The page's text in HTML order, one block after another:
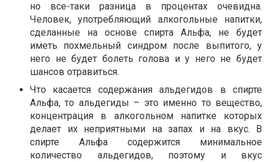
но все-таки разница в процентах очевидна.
Человек, употребляющий алкогольные напитки,
сделанные на основе спирта Альфа, не будет
иметь похмельный синдром после выпитого, у
него не будет болеть голова и у него не будет
шансов отравиться.
Что касается содержания альдегидов в спирте
Альфа, то альдегиды – это именно то вещество,
концентрация в алкогольном напитке которых
делает их неприятными на запах и на вкус. В
спирте Альфа содержится минимальное
количество альдегидов, поэтому и вкус